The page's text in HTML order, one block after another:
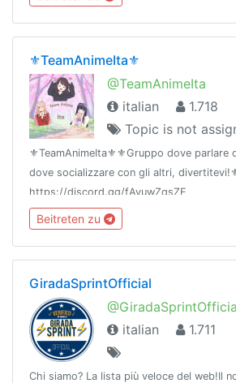
⚜️TeamAnimeIta⚜️
@TeamAnimeIta
italian
1.718
Topic is not
⚜️TeamAnimeIta⚜️⚜️Gruppo dove parlare
dove socializzare con gli altri,
https://discord.gg/fAvuwZqsZF
Beitreten zu
GiradaSprintOfficial
italian
1.711
Chi siamo? La lista più veloce del web!Il